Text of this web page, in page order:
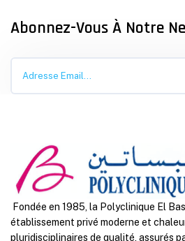
Abonnez-Vous À Notre
Fondée en 1985, la Polyclinique El
établissement privé moderne et
pluridisciplinaires de qualité, assurés